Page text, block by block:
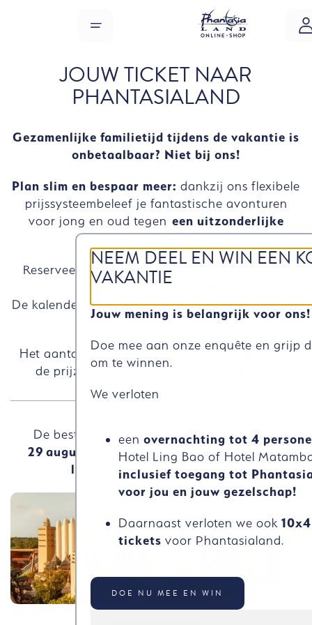
MENU
JOUW TICKET NAAR
PHANTASIALAND
Gezamenlijke familietijd tijdens de vakantie is
onbetaalbaar? Niet bij ons!
Plan slim en bespaar meer: dankzij ons flexibele
prijssysteembeleef je fantastische avonturen
voor jong en oud tegen een uitzonderlijke
prijs-kwaliteitverhouding.
Reserveer nu snel je tickets
dag – al vanaf € 38!
De kalender toont dagelijks de beste beschikbare
ticketprijzen.
Het aantal tickets per bezoekdag is beperkt en
de prijzen kunnen op elk moment stijgen.
De beste zomer in het beste pretpark:T/m
29 augustus 2026zijn we elke dageen uur
langer
open –tot19:00 uur!
NEEM DEEL EN WIN EEN
VAKANTIE
Jouw mening is belangrijk voor ons!
Doe mee aan onze enquête en grijp
om te winnen.
We verloten
eenovernachting tot 4
Hotel Ling Bao of Hotel
inclusief toegang tot
voor jou en jouw gezelschap!
Daarnaast verloten we ook10x4
ticketsvoor Phantasialand.
DOE NU MEE EN WIN